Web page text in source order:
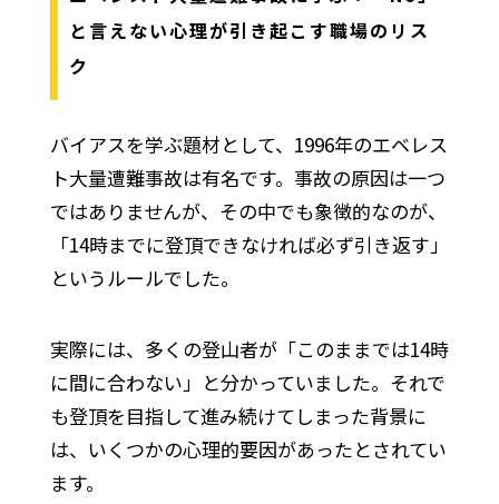
と言えない心理が引き起こす職場のリス
ク
バイアスを学ぶ題材として、1996年のエベレス
ト大量遭難事故は有名です。事故の原因は一つ
ではありませんが、その中でも象徴的なのが、
「14時までに登頂できなければ必ず引き返す」
というルールでした。
実際には、多くの登山者が「このままでは14時
に間に合わない」と分かっていました。それで
も登頂を目指して進み続けてしまった背景に
は、いくつかの心理的要因があったとされてい
ます。